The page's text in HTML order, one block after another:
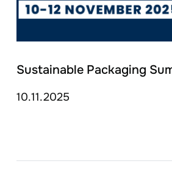
Sustainable Packaging
10.11.2025